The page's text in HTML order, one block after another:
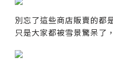
別忘了這些商店販賣的都
只是大家都被雪景驚呆